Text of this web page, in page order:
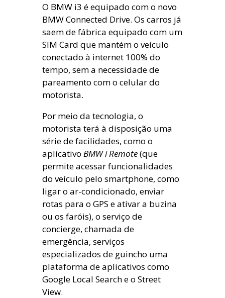
O BMW i3 é equipado com o novo
BMW Connected Drive. Os carros já
saem de fábrica equipado com um
SIM Card que mantém o veículo
conectado à internet 100% do
tempo, sem a necessidade de
pareamento com o celular do
motorista.
Por meio da tecnologia, o
motorista terá à disposição uma
série de facilidades, como o
aplicativo BMW i Remote(que
permite acessar funcionalidades
do veículo pelo smartphone, como
ligar o ar-condicionado, enviar
rotas para o GPS e ativar a buzina
ou os faróis), o serviço de
concierge, chamada de
emergência, serviços
especializados de guincho uma
plataforma de aplicativos como
Google Local Search e o Street
View.